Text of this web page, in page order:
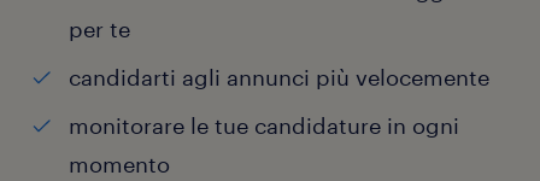
per te
candidarti agli annunci più velocemente
monitorare le tue candidature in ogni
momento